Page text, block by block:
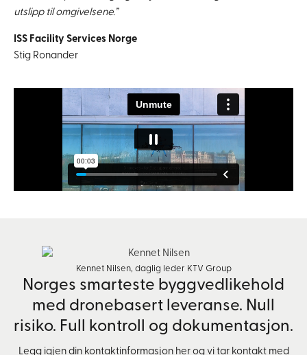
utslipp til omgivelsene.”
ISS Facility Services Norge
Stig Ronander
Kennet Nilsen, daglig leder KTV Group
Norges smarteste byggvedlikehold
med dronebasert leveranse. Null
risiko. Full kontroll og dokumentasjon.
Legg igjen din kontaktinformasjon her og vi tar kontakt med